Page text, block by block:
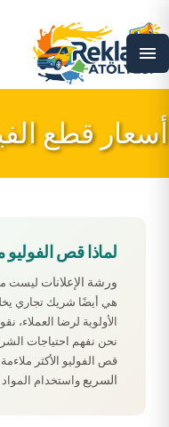
menu
أسعار قطع
لماذا قص الفوليو
ورشة الإعلانات ليست
هي أيضًا شريك تجاري
الأولوية لرضا
نحن نفهم احتياجات
قص الفوليو الأكثر
السريع واستخدام المواد